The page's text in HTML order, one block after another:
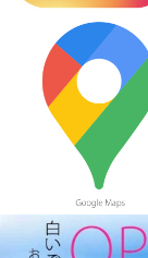
2023/10/12
≪新着商品≫ 波佐
てるボーダーカッ
2023/9/21
≪おすすめ≫ もう
碗、入荷してます♪